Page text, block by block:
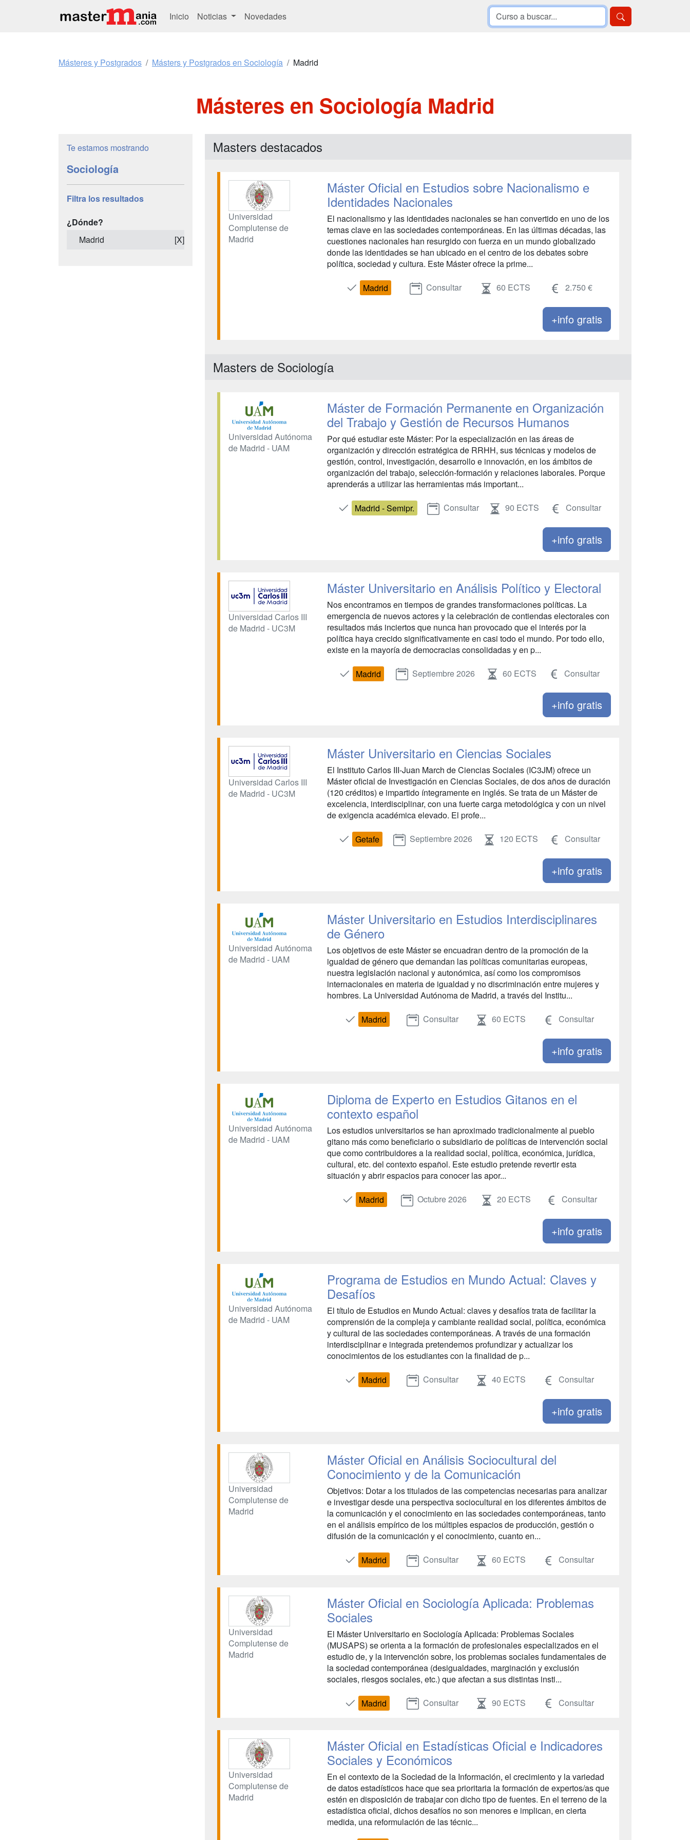
Inicio Noticias Novedades
Másteres y Postgrados Másters y Postgrados en Sociología Madrid
Másteres en Sociología Madrid
Te estamos mostrando
Sociología
Filtra los resultados
¿Dónde?
Madrid
[X]
Masters destacados
Universidad
Complutense de
Madrid
Máster Oficial en Estudios sobre Nacionalismo e
Identidades Nacionales
El nacionalismo y las identidades nacionales se han convertido en uno de los
temas clave en las sociedades contemporáneas. En las últimas décadas, las
cuestiones nacionales han resurgido con fuerza en un mundo globalizado
donde las identidades se han ubicado en el centro de los debates sobre
política, sociedad y cultura. Este Máster ofrece la prime...
Madrid Consultar 60 ECTS 2.750 €
+info gratis
Masters de Sociología
Universidad Autónoma
de Madrid - UAM
Máster de Formación Permanente en Organización
del Trabajo y Gestión de Recursos Humanos
Por qué estudiar este Máster: Por la especialización en las áreas de
organización y dirección estratégica de RRHH, sus técnicas y modelos de
gestión, control, investigación, desarrollo e innovación, en los ámbitos de
organización del trabajo, selección-formación y relaciones laborales. Porque
aprenderás a utilizar las herramientas más important...
Madrid - Semipr. Consultar 90 ECTS Consultar
+info gratis
Universidad Carlos III
de Madrid - UC3M
Máster Universitario en Análisis Político y Electoral
Nos encontramos en tiempos de grandes transformaciones políticas. La
emergencia de nuevos actores y la celebración de contiendas electorales con
resultados más inciertos que nunca han provocado que el interés por la
política haya crecido significativamente en casi todo el mundo. Por todo ello,
existe en la mayoría de democracias consolidadas y en p...
Madrid Septiembre 2026 60 ECTS Consultar
+info gratis
Universidad Carlos III
de Madrid - UC3M
Máster Universitario en Ciencias Sociales
El Instituto Carlos III-Juan March de Ciencias Sociales (IC3JM) ofrece un
Máster oficial de Investigación en Ciencias Sociales, de dos años de duración
(120 créditos) e impartido íntegramente en inglés. Se trata de un Máster de
excelencia, interdisciplinar, con una fuerte carga metodológica y con un nivel
de exigencia académica elevado. El profe...
Getafe Septiembre 2026 120 ECTS Consultar
+info gratis
Universidad Autónoma
de Madrid - UAM
Máster Universitario en Estudios Interdisciplinares
de Género
Los objetivos de este Máster se encuadran dentro de la promoción de la
igualdad de género que demandan las políticas comunitarias europeas,
nuestra legislación nacional y autonómica, así como los compromisos
internacionales en materia de igualdad y no discriminación entre mujeres y
hombres. La Universidad Autónoma de Madrid, a través del Institu...
Madrid Consultar 60 ECTS Consultar
+info gratis
Universidad Autónoma
de Madrid - UAM
Diploma de Experto en Estudios Gitanos en el
contexto español
Los estudios universitarios se han aproximado tradicionalmente al pueblo
gitano más como beneficiario o subsidiario de políticas de intervención social
que como contribuidores a la realidad social, política, económica, jurídica,
cultural, etc. del contexto español. Este estudio pretende revertir esta
situación y abrir espacios para conocer las apor...
Madrid Octubre 2026 20 ECTS Consultar
+info gratis
Universidad Autónoma
de Madrid - UAM
Programa de Estudios en Mundo Actual: Claves y
Desafíos
El título de Estudios en Mundo Actual: claves y desafíos trata de facilitar la
comprensión de la compleja y cambiante realidad social, política, económica
y cultural de las sociedades contemporáneas. A través de una formación
interdisciplinar e integrada pretendemos profundizar y actualizar los
conocimientos de los estudiantes con la finalidad de p...
Madrid Consultar 40 ECTS Consultar
+info gratis
Universidad
Complutense de
Madrid
Máster Oficial en Análisis Sociocultural del
Conocimiento y de la Comunicación
Objetivos: Dotar a los titulados de las competencias necesarias para analizar
e investigar desde una perspectiva sociocultural en los diferentes ámbitos de
la comunicación y el conocimiento en las sociedades contemporáneas, tanto
en el análisis empírico de los múltiples espacios de producción, gestión o
difusión de la comunicación y el conocimiento, cuanto en...
Madrid Consultar 60 ECTS Consultar
Universidad
Complutense de
Madrid
Máster Oficial en Sociología Aplicada: Problemas
Sociales
El Máster Universitario en Sociología Aplicada: Problemas Sociales
(MUSAPS) se orienta a la formación de profesionales especializados en el
estudio de, y la intervención sobre, los problemas sociales fundamentales de
la sociedad contemporánea (desigualdades, marginación y exclusión
sociales, riesgos sociales, etc.) que afectan a sus distintas insti...
Madrid Consultar 90 ECTS Consultar
Universidad
Complutense de
Madrid
Máster Oficial en Estadísticas Oficial e Indicadores
Sociales y Económicos
En el contexto de la Sociedad de la Información, el crecimiento y la variedad
de datos estadísticos hace que sea prioritaria la formación de expertos/as que
estén en disposición de trabajar con dicho tipo de fuentes. En el terreno de la
estadística oficial, dichos desafíos no son menores e implican, en cierta
medida, una reformulación de las técnic...